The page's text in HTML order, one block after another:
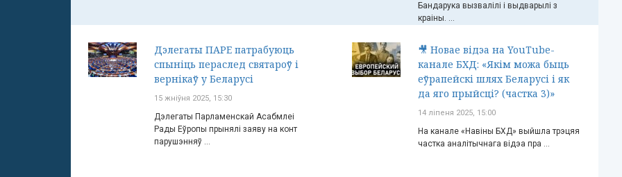
Бандарука вызвалілі і выдварылі з
краіны. ...
Дэлегаты ПАРЕ патрабуюць
спыніць пераслед святароў і
вернікаў у Беларусі
15 жніўня 2025, 15:30
Дэлегаты Парламенскай Асабмлеі
Рады Еўропы прынялі заяву на конт
парушэнняў ...
🎥 Новае відэа на YouTube-
канале БХД: «Якім можа быць
еўрапейскі шлях Беларусі і як
да яго прыйсці? (частка 3)»
14 ліпеня 2025, 15:00
На канале «Навіны БХД» выйшла трэцяя
частка аналітычнага відэа пра ...